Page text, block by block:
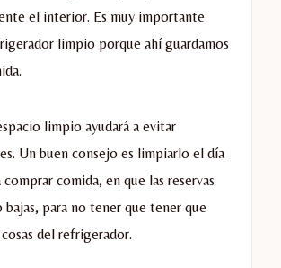
el interior. Es muy importante
limpio porque ahí guardamos
limpio ayudará a evitar
Un buen consejo es limpiarlo el día
comida, en que las reservas
bajas, para no tener que tener que
del refrigerador.